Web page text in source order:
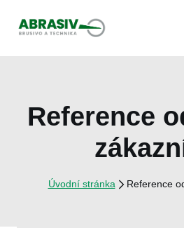
Reference
Úvodní stránka Reference